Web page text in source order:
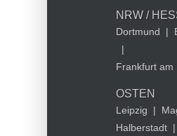
NRW /
Dortmund |
|
Frankfurt am
OSTEN
Leipzig |
Halberstadt |